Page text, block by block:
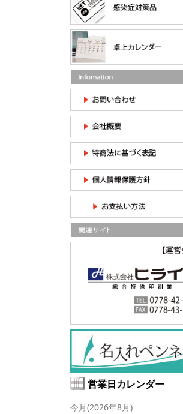
営業日カレンダー
今月(2026年8月)